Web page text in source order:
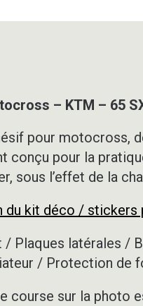
– KTM – 65
pour motocross,
conçu pour la
sous l’effet de la
du kit déco / stickers
/ Plaques latérales /
/ Protection de
course sur la photo